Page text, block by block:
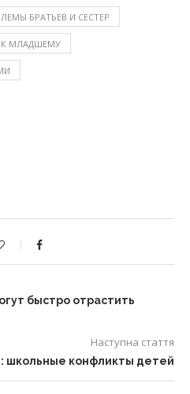
БРАТЬЕВ И СЕСТЕР
К МЛАДШЕМУ
быстро отрастить
Наступна стаття
школьные конфликты детей